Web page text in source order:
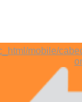
mobile/